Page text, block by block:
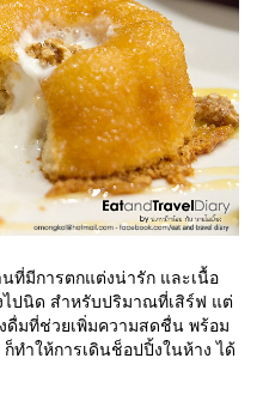
นที่มีการตกแต่งน่ารัก และเนื้อ
ไปนิด สำหรับปริมาณที่เสิร์ฟ แต่
ดื่มที่ช่วยเพิ่มความสดชื่น พร้อม
ทำให้การเดินช็อปปิ้งในห้าง ได้